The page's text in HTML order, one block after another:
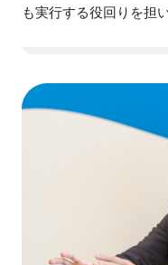
も実行する役回りを担